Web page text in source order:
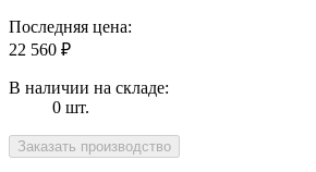
Последняя цена:
22 560 ₽
В наличии на складе:
0 шт.